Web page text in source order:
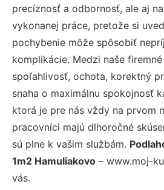
precíznosť a odbornosť, ale aj
vykonanej práce, pretože si
pochybenie môže spôsobiť
komplikácie. Medzi naše
spoľahlivosť, ochota, korektný
snaha o maximálnu spokojnosť
ktorá je pre nás vždy na prvom
pracovníci majú dlhoročné
sú plne k vašim službám.
1m2 Hamuliakovo – www.moj-
vás.